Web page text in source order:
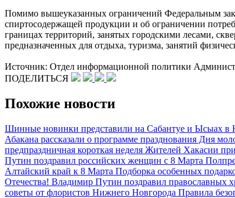
Помимо вышеуказанных ограничений Федеральным
спиртосодержащей продукции и об ограничении
границах территорий, занятых городскими лесами,
предназначенных для отдыха, туризма, занятий
Источник: Отдел информационной политики
ПОДЕЛИТЬСЯ
Похожие новости
Шинные новинки представили на Сабантуе и Ысыах в
Абакана рассказали о программе празднования Дня
предпраздничная короткая неделя Жителей Хакасии
Путин поздравил российских женщин с 8 Марта
Алтайский край к 8 Марта Подборка особенных
Отечества! Владимир Путин поздравил православных
советы от флористов Нижнего Новгорода Правила